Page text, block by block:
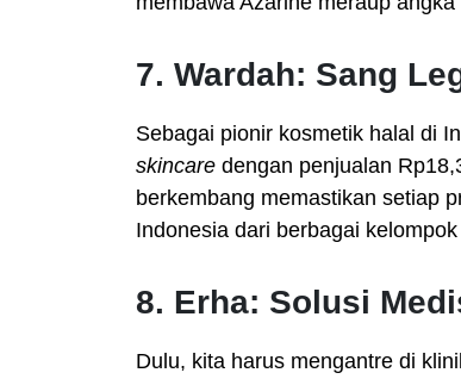
7. Wardah: Sang
Sebagai pionir kosmetik halal di
skincare dengan penjualan
berkembang memastikan setiap
Indonesia dari berbagai
8. Erha: Solusi
Dulu, kita harus mengantre di